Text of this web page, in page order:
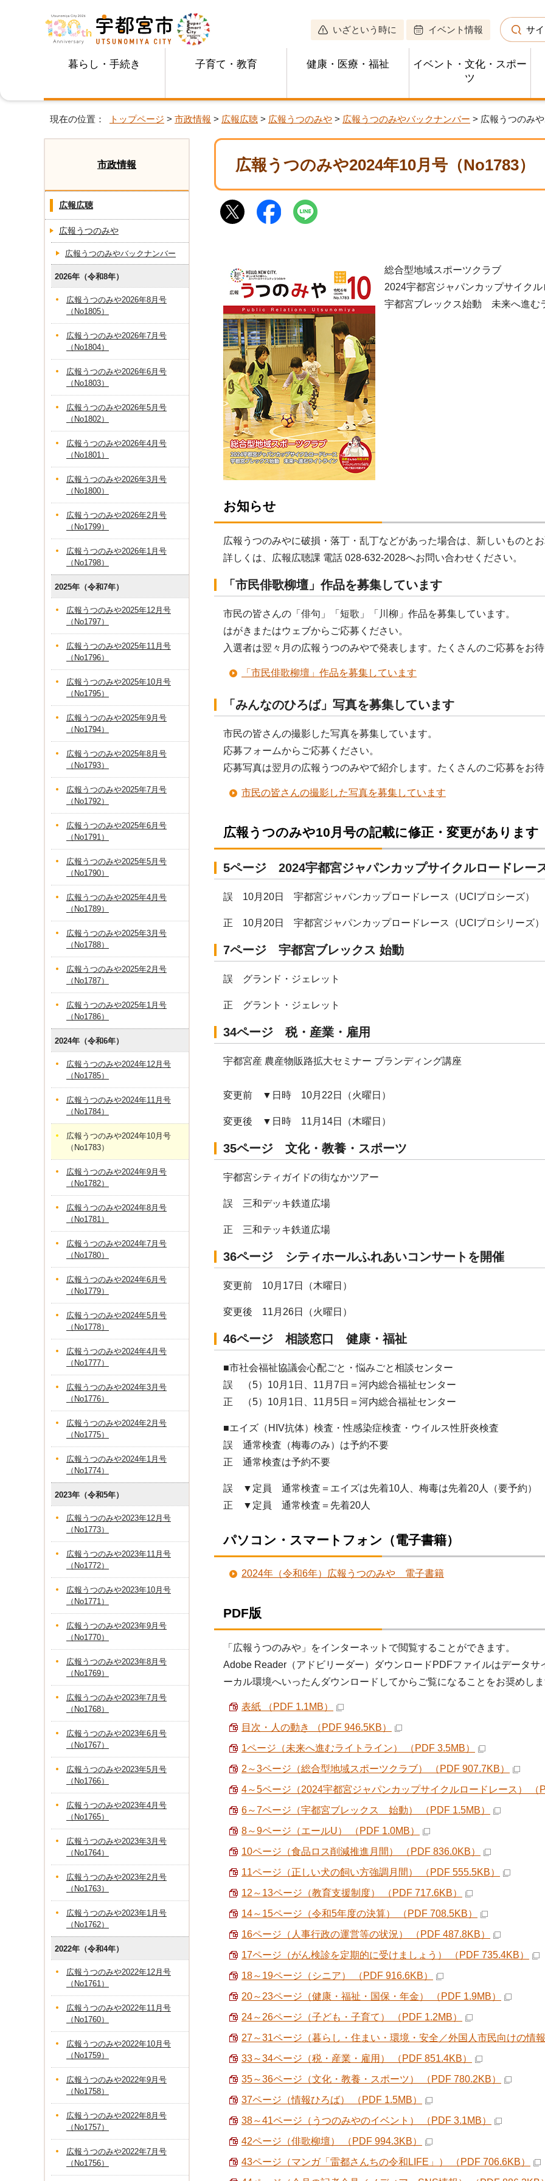
いざという時に イベント情報 サ
暮らし・手続き 子育て・教育 健康・医療・福祉
イベント・文化・スポー
ツ
現在の位置： トップページ > 市政情報 > 広報広聴 > 広報うつのみや > 広報うつのみやバックナンバー > 広報うつのみ
広報うつのみや2024年10月号（No1783）
総合型地域スポーツクラブ
2024宇都宮ジャパンカップサイク
宇都宮ブレックス始動 未来へ進む
お知らせ
広報うつのみやに破損・落丁・乱丁などがあった場合は、新しいものと
詳しくは、広報広聴課 電話 028-632-2028へお問い合わせください。
「市民俳歌柳壇」作品を募集しています
市民の皆さんの「俳句」「短歌」「川柳」作品を募集しています。
はがきまたはウェブからご応募ください。
入選者は翌々月の広報うつのみやで発表します。たくさんのご応募をお
「市民俳歌柳壇」作品を募集しています
「みんなのひろば」写真を募集しています
市民の皆さんの撮影した写真を募集しています。
応募フォームからご応募ください。
応募写真は翌月の広報うつのみやで紹介します。たくさんのご応募をお
市民の皆さんの撮影した写真を募集しています
広報うつのみや10月号の記載に修正・変更があります
5ページ 2024宇都宮ジャパンカップサイクルロードレー
誤 10月20日 宇都宮ジャパンカップロードレース（UCIプロシーズ）
正 10月20日 宇都宮ジャパンカップロードレース（UCIプロシリーズ）
7ページ 宇都宮ブレックス 始動
誤 グランド・ジェレット
正 グラント・ジェレット
34ページ 税・産業・雇用
宇都宮産 農産物販路拡大セミナー ブランディング講座
変更前 ▼日時 10月22日（火曜日）
変更後 ▼日時 11月14日（木曜日）
35ページ 文化・教養・スポーツ
宇都宮シティガイドの街なかツアー
誤 三和デッキ鉄道広場
正 三和テッキ鉄道広場
36ページ シティホールふれあいコンサートを開催
変更前 10月17日（木曜日）
変更後 11月26日（火曜日）
46ページ 相談窓口 健康・福祉
■市社会福祉協議会心配ごと・悩みごと相談センター
誤 （5）10月1日、11月7日＝河内総合福祉センター
正 （5）10月1日、11月5日＝河内総合福祉センター
■エイズ（HIV抗体）検査・性感染症検査・ウイルス性肝炎検査
誤 通常検査（梅毒のみ）は予約不要
正 通常検査は予約不要
誤 ▼定員 通常検査＝エイズは先着10人、梅毒は先着20人（要予約）
正 ▼定員 通常検査＝先着20人
パソコン・スマートフォン（電子書籍）
2024年（令和6年）広報うつのみや 電子書籍
PDF版
「広報うつのみや」をインターネットで閲覧することができます。
Adobe Reader（アドビリーダー）ダウンロードPDFファイルはデータ
ーカル環境へいったんダウンロードしてからご覧になることをお奨めし
表紙 （PDF 1.1MB）
目次・人の動き （PDF 946.5KB）
1ページ（未来へ進むライトライン） （PDF 3.5MB）
2～3ページ（総合型地域スポーツクラブ） （PDF 907.7KB）
4～5ページ（2024宇都宮ジャパンカップサイクルロードレース） （
6～7ページ（宇都宮ブレックス 始動） （PDF 1.5MB）
8～9ページ（エールU） （PDF 1.0MB）
10ページ（食品ロス削減推進月間） （PDF 836.0KB）
11ページ（正しい犬の飼い方強調月間） （PDF 555.5KB）
12～13ページ（教育支援制度） （PDF 717.6KB）
14～15ページ（令和5年度の決算） （PDF 708.5KB）
16ページ（人事行政の運営等の状況） （PDF 487.8KB）
17ページ（がん検診を定期的に受けましょう） （PDF 735.4KB）
18～19ページ（シニア） （PDF 916.6KB）
20～23ページ（健康・福祉・国保・年金） （PDF 1.9MB）
24～26ページ（子ども・子育て） （PDF 1.2MB）
27～31ページ（暮らし・住まい・環境・安全／外国人市民向けの情
33～34ページ（税・産業・雇用） （PDF 851.4KB）
35～36ページ（文化・教養・スポーツ） （PDF 780.2KB）
37ページ（情報ひろば） （PDF 1.5MB）
38～41ページ（うつのみやのイベント） （PDF 3.1MB）
42ページ（俳歌柳壇） （PDF 994.3KB）
43ページ（マンガ「雷都さんちの令和LIFE」） （PDF 706.6KB）
市政情報
広報広聴
広報うつのみや
広報うつのみやバックナンバー
2026年（令和8年）
広報うつのみや2026年8月号
（No1805）
広報うつのみや2026年7月号
（No1804）
広報うつのみや2026年6月号
（No1803）
広報うつのみや2026年5月号
（No1802）
広報うつのみや2026年4月号
（No1801）
広報うつのみや2026年3月号
（No1800）
広報うつのみや2026年2月号
（No1799）
広報うつのみや2026年1月号
（No1798）
2025年（令和7年）
広報うつのみや2025年12月号
（No1797）
広報うつのみや2025年11月号
（No1796）
広報うつのみや2025年10月号
（No1795）
広報うつのみや2025年9月号
（No1794）
広報うつのみや2025年8月号
（No1793）
広報うつのみや2025年7月号
（No1792）
広報うつのみや2025年6月号
（No1791）
広報うつのみや2025年5月号
（No1790）
広報うつのみや2025年4月号
（No1789）
広報うつのみや2025年3月号
（No1788）
広報うつのみや2025年2月号
（No1787）
広報うつのみや2025年1月号
（No1786）
2024年（令和6年）
広報うつのみや2024年12月号
（No1785）
広報うつのみや2024年11月号
（No1784）
広報うつのみや2024年10月号
（No1783）
広報うつのみや2024年9月号
（No1782）
広報うつのみや2024年8月号
（No1781）
広報うつのみや2024年7月号
（No1780）
広報うつのみや2024年6月号
（No1779）
広報うつのみや2024年5月号
（No1778）
広報うつのみや2024年4月号
（No1777）
広報うつのみや2024年3月号
（No1776）
広報うつのみや2024年2月号
（No1775）
広報うつのみや2024年1月号
（No1774）
2023年（令和5年）
広報うつのみや2023年12月号
（No1773）
広報うつのみや2023年11月号
（No1772）
広報うつのみや2023年10月号
（No1771）
広報うつのみや2023年9月号
（No1770）
広報うつのみや2023年8月号
（No1769）
広報うつのみや2023年7月号
（No1768）
広報うつのみや2023年6月号
（No1767）
広報うつのみや2023年5月号
（No1766）
広報うつのみや2023年4月号
（No1765）
広報うつのみや2023年3月号
（No1764）
広報うつのみや2023年2月号
（No1763）
広報うつのみや2023年1月号
（No1762）
2022年（令和4年）
広報うつのみや2022年12月号
（No1761）
広報うつのみや2022年11月号
（No1760）
広報うつのみや2022年10月号
（No1759）
広報うつのみや2022年9月号
（No1758）
広報うつのみや2022年8月号
（No1757）
広報うつのみや2022年7月号
（No1756）